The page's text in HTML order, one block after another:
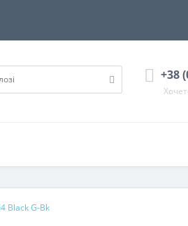
+38
Black G-Bk